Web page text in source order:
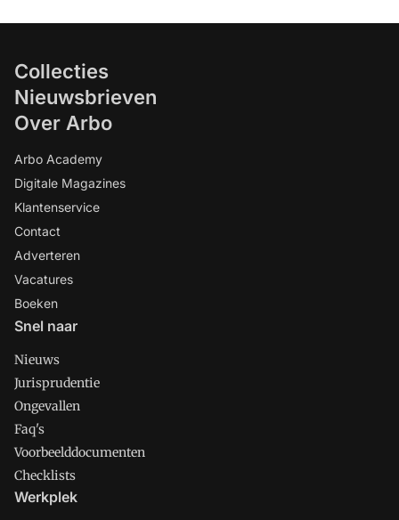
Collecties
Nieuwsbrieven
Over Arbo
Arbo Academy
Digitale Magazines
Klantenservice
Contact
Adverteren
Vacatures
Boeken
Snel naar
Nieuws
Jurisprudentie
Ongevallen
Faq's
Voorbeelddocumenten
Checklists
Werkplek